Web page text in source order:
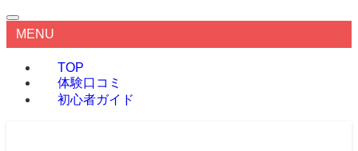
MENU
TOP
体験口コミ
初心者ガイド